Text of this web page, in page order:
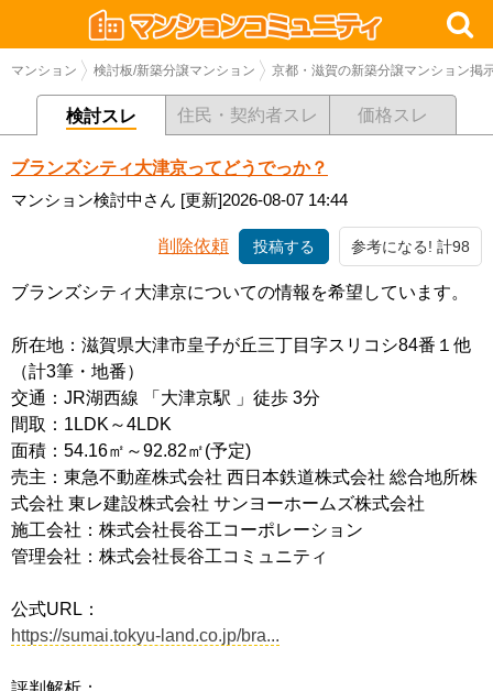
マンション 検討板/新築分譲マンション 京都・滋賀の新築分譲マンション掲
検討スレ 住民・契約者スレ 価格スレ
ブランズシティ大津京ってどうでっか？
マンション検討中さん [更新]2026-08-07 14:44
削除依頼 投稿する 参考になる! 計98
ブランズシティ大津京についての情報を希望しています。
所在地：滋賀県大津市皇子が丘三丁目字スリコシ84番１他
（計3筆・地番）
交通：JR湖西線 「大津京駅 」徒歩 3分
間取：1LDK～4LDK
面積：54.16㎡～92.82㎡(予定)
売主：東急不動産株式会社 西日本鉄道株式会社 総合地所株
式会社 東レ建設株式会社 サンヨーホームズ株式会社
施工会社：株式会社長谷工コーポレーション
管理会社：株式会社長谷工コミュニティ
公式URL：
https://sumai.tokyu-land.co.jp/bra...